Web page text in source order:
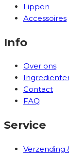
Lippen
Accessoires
Info
Over ons
Contact
FAQ
Service
Verzending